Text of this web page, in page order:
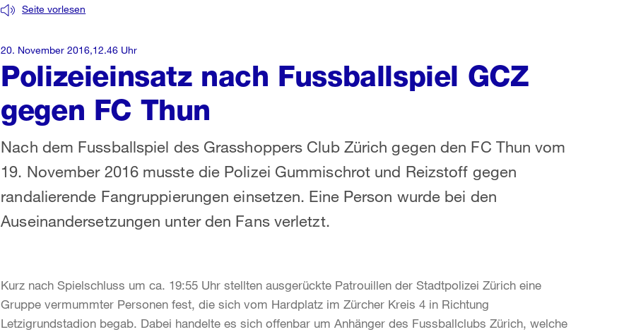
Polizeieinsatz nach Fussballspiel GCZ
gegen FC Thun
Seite vorlesen
Nach dem Fussballspiel des Grasshoppers Club Zürich gegen den FC Thun vom
19. November 2016 musste die Polizei Gummischrot und Reizstoff gegen
randalierende Fangruppierungen einsetzen. Eine Person wurde bei den
Auseinandersetzungen unter den Fans verletzt.
20. November 2016,12.46 Uhr
Kurz nach Spielschluss um ca. 19:55 Uhr stellten ausgerückte Patrouillen der Stadtpolizei Zürich eine
Gruppe vermummter Personen fest, die sich vom Hardplatz im Zürcher Kreis 4 in Richtung
Letzigrundstadion begab. Dabei handelte es sich offenbar um Anhänger des Fussballclubs Zürich, welche